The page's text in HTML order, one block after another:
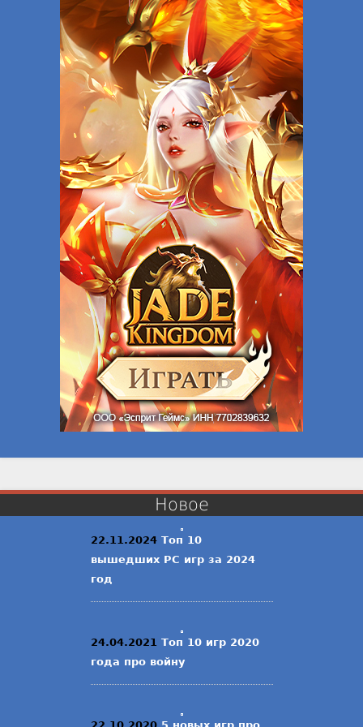
Новое
22.11.2024 Топ 10
вышедших PC игр за 2024
год
24.04.2021 Топ 10 игр 2020
года про войну